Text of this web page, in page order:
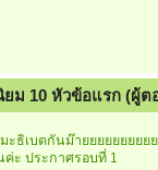
ม 10 หัวข้อแรก (ผู้ต
ะธิเบตกันม๊ายยยยยยยยยย
ะ ประกาศรอบที่ 1